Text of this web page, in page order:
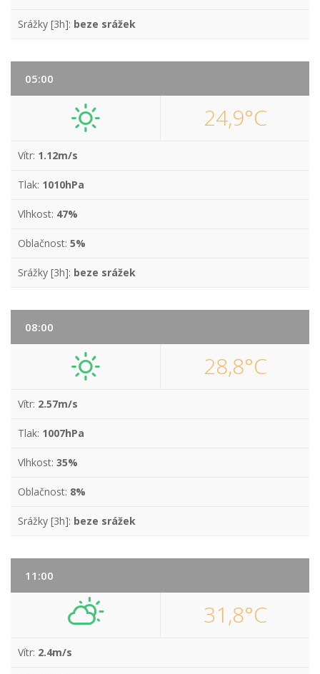
Srážky [3h]: beze srážek
05:00
24,9°C
Vítr: 1.12m/s
Tlak: 1010hPa
Vlhkost: 47%
Oblačnost: 5%
Srážky [3h]: beze srážek
08:00
28,8°C
Vítr: 2.57m/s
Tlak: 1007hPa
Vlhkost: 35%
Oblačnost: 8%
Srážky [3h]: beze srážek
11:00
31,8°C
Vítr: 2.4m/s